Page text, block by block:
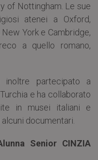
of Nottingham. Le sue
atenei a Oxford,
York e Cambridge,
a quello romano,
inoltre partecipato a
e ha collaborato
in musei italiani e
documentari.
Senior CINZIA